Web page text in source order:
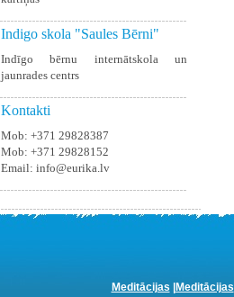
Indigo skola "Saules Bērni"
Indīgo bērnu internātskola un
jaunrades centrs
Kontakti
Mob: +371 29828387
Mob: +371 29828152
Email: info@eurika.lv
Meditācijas
Meditācijas